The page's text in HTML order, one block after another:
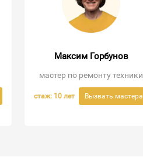
Максим Горбунов
мастер по ремонту техники
стаж: 10 лет Вызвать мастера